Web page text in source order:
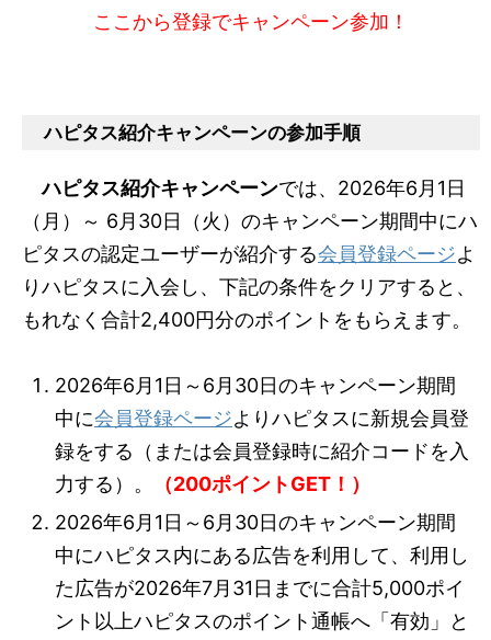
ここから登録でキャンペーン参加！
ハピタス紹介キャンペーンの参加手順
ハピタス紹介キャンペーンでは、2026年6月1日
（月）～ 6月30日（火）のキャンペーン期間中にハ
ピタスの認定ユーザーが紹介する会員登録ページよ
りハピタスに入会し、下記の条件をクリアすると、
もれなく合計2,400円分のポイントをもらえます。
2026年6月1日～6月30日のキャンペーン期間
中に会員登録ページよりハピタスに新規会員登
録をする（または会員登録時に紹介コードを入
力する）。
（200ポイントGET！）
2026年6月1日～6月30日のキャンペーン期間
中にハピタス内にある広告を利用して、利用し
た広告が2026年7月31日までに合計5,000ポイ
ント以上ハピタスのポイント通帳へ「有効」と